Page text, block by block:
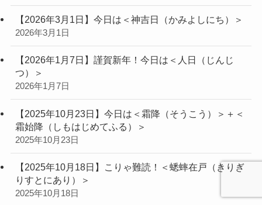
【2026年3月1日】今日は＜神吉日（かみよしにち）＞
2026年3月1日
【2026年1月7日】謹賀新年！今日は＜人日（じんじ
つ）＞
2026年1月7日
【2025年10月23日】今日は＜霜降（そうこう）＞＋＜
霜始降（しもはじめてふる）＞
2025年10月23日
【2025年10月18日】こりゃ難読！＜蟋蟀在戸（きりぎ
りすとにあり）＞
2025年10月18日